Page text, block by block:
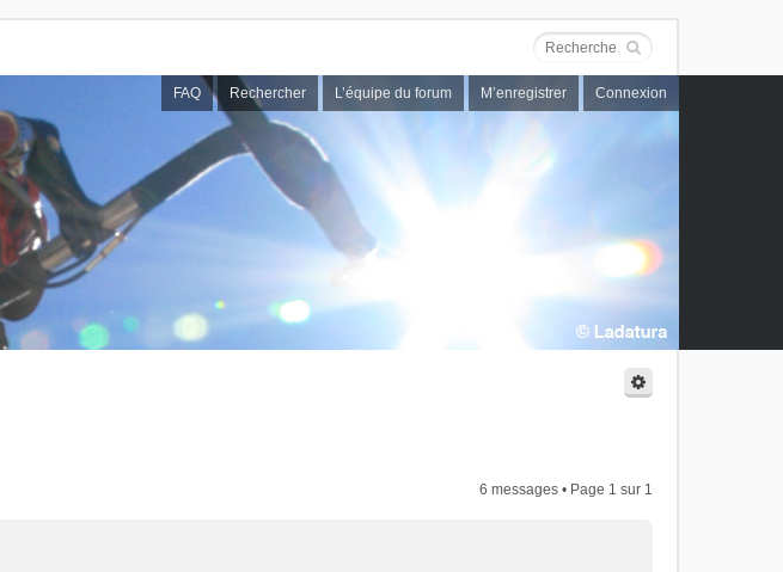
FAQ Rechercher L’équipe du forum M’enregistrer Connexion
6 messages • Page 1 sur 1